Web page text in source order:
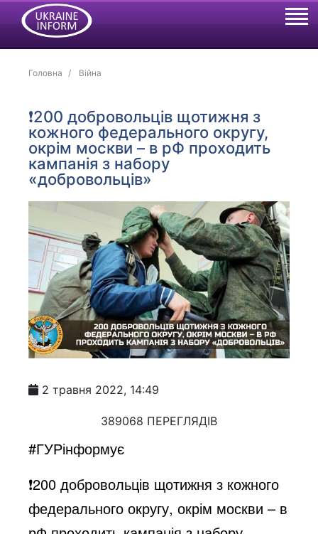
Головна Війна
❗️200 добровольців щотижня з
кожного федерального округу,
окрім москви – в рФ проходить
кампанія з набору
«добровольців»
2 травня 2022, 14:49
389068 ПЕРЕГЛЯДІВ
#ГУРінформує
❗️200 добровольців щотижня з кожного
федерального округу, окрім москви – в